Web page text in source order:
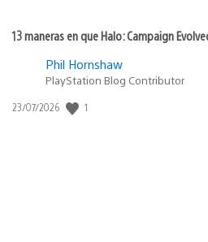
13 maneras en que Halo: Campaign
Phil Hornshaw
PlayStation Blog Contributor
Fecha
23/07/2026 1